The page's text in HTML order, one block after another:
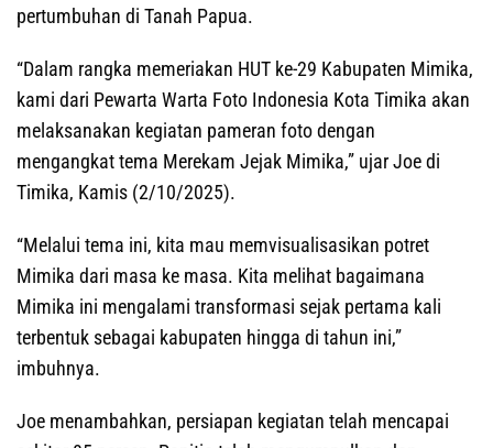
pertumbuhan di Tanah Papua.
“Dalam rangka memeriakan HUT ke-29 Kabupaten Mimika,
kami dari Pewarta Warta Foto Indonesia Kota Timika akan
melaksanakan kegiatan pameran foto dengan
mengangkat tema Merekam Jejak Mimika,” ujar Joe di
Timika, Kamis (2/10/2025).
“Melalui tema ini, kita mau memvisualisasikan potret
Mimika dari masa ke masa. Kita melihat bagaimana
Mimika ini mengalami transformasi sejak pertama kali
terbentuk sebagai kabupaten hingga di tahun ini,”
imbuhnya.
Joe menambahkan, persiapan kegiatan telah mencapai